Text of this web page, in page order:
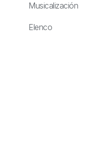
Musicalización
Elenco